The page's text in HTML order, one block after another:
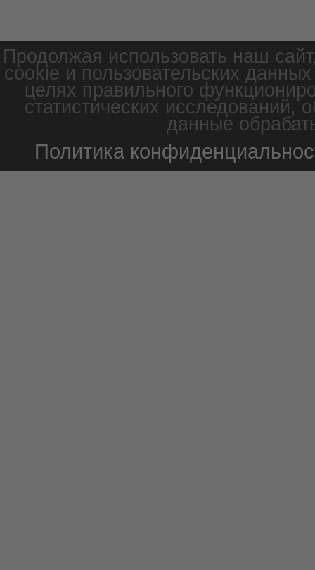
Продолжая использовать наш
cookie и пользовательских
целях правильного
статистических
данные
Политика